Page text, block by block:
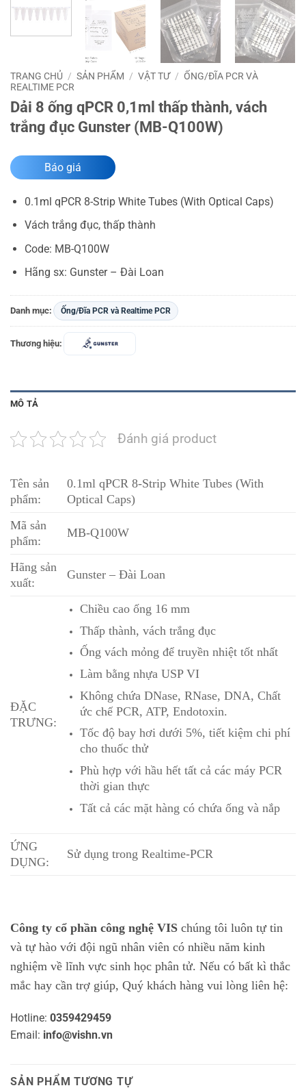
TRANG CHỦ / SẢN PHẨM / VẬT TƯ / ỐNG/ĐĨA PCR VÀ
REALTIME PCR
Dải 8 ống qPCR 0,1ml thấp thành, vách
trắng đục Gunster (MB-Q100W)
Báo giá
0.1ml qPCR 8-Strip White Tubes (With Optical Caps)
Vách trắng đục, thấp thành
Code: MB-Q100W
Hãng sx: Gunster – Đài Loan
Danh mục: Ống/Đĩa PCR và Realtime PCR
Thương hiệu:
MÔ TẢ
Đánh giá product
Tên sản
phẩm:
0.1ml qPCR 8-Strip White Tubes (With
Optical Caps)
Mã sản
phẩm:
MB-Q100W
Hãng sản
xuất:
Gunster – Đài Loan
ĐẶC
TRƯNG:
Chiều cao ống 16 mm
Thấp thành, vách trắng đục
Ống vách mỏng để truyền nhiệt tốt nhất
Làm bằng nhựa USP VI
Không chứa DNase, RNase, DNA, Chất
ức chế PCR, ATP, Endotoxin.
Tốc độ bay hơi dưới 5%, tiết kiệm chi phí
cho thuốc thử
Phù hợp với hầu hết tất cả các máy PCR
thời gian thực
Tất cả các mặt hàng có chứa ống và nắp
ỨNG
DỤNG:
Sử dụng trong Realtime-PCR
Công ty cổ phần công nghệ VIS chúng tôi luôn tự tin
và tự hào với đội ngũ nhân viên có nhiều năm kinh
nghiệm về lĩnh vực sinh học phân tử. Nếu có bất kì thắc
mắc hay cần trợ giúp, Quý khách hàng vui lòng liên hệ:
Hotline: 0359429459
Email: info@vishn.vn
SẢN PHẨM TƯƠNG TỰ